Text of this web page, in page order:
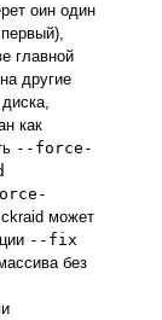
оин один
главной
другие
как
--force-
может
--fix
без